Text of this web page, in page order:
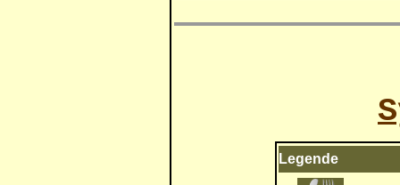
Legende